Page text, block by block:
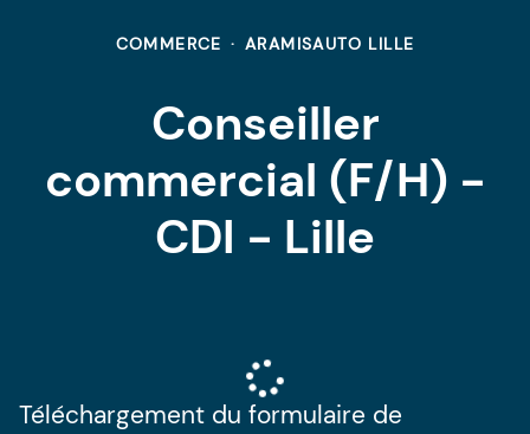
COMMERCE · ARAMISAUTO LILLE
Conseiller
commercial (F/H) -
CDI - Lille
Téléchargement du formulaire de